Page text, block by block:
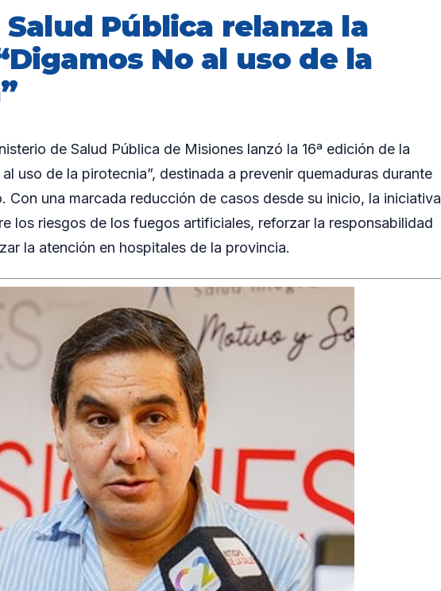
Salud Pública relanza la
No al uso de la
de Salud Pública de Misiones lanzó la 16ª edición de la
uso de la pirotecnia”, destinada a prevenir quemaduras durante
Con una marcada reducción de casos desde su inicio, la iniciativa
los riesgos de los fuegos artificiales, reforzar la responsabilidad
la atención en hospitales de la provincia.